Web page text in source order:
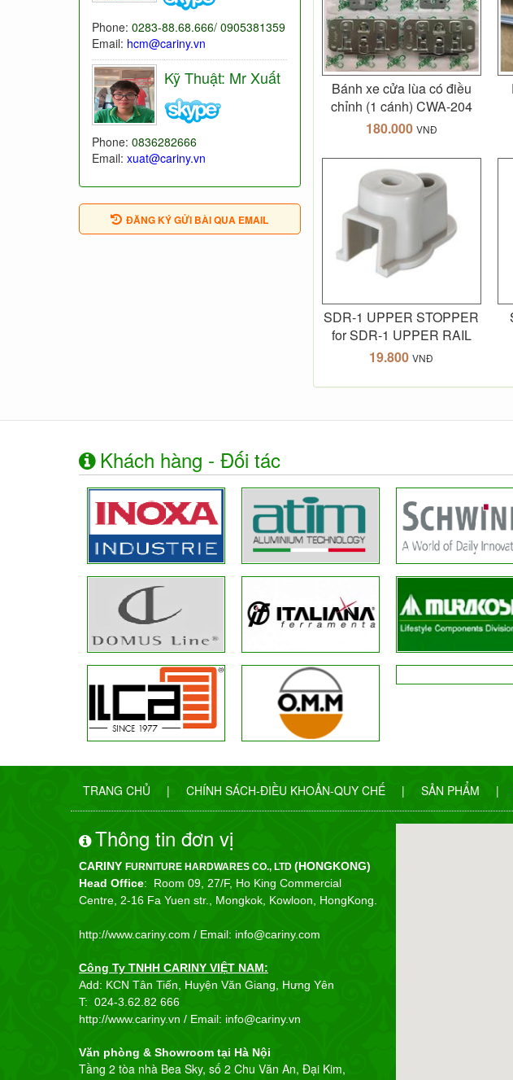
Phone: 0283-88.68.666/ 0905381359
Email: hcm@cariny.vn
Kỹ Thuật: Mr Xuất
Phone: 0836282666
Email: xuat@cariny.vn
ĐĂNG KÝ GỬI BÀI QUA EMAIL
Bánh xe cửa lùa có điều
chỉnh (1 cánh) CWA-204
180.000 VNĐ
SDR-1 UPPER STOPPER
for SDR-1 UPPER RAIL
19.800 VNĐ
Khách hàng - Đối tác
TRANG CHỦ | CHÍNH SÁCH-ĐIỀU KHOẢN-QUY CHẾ | SẢN PHẨM |
Thông tin đơn vị
CARINY FURNITURE HARDWARES CO., LTD (HONGKONG)
Head Office: Room 09, 27/F, Ho King Commercial
Centre, 2-16 Fa Yuen str., Mongkok, Kowloon, HongKong.
http://www.cariny.com / Email: info@cariny.com
Công Ty TNHH CARINY VIỆT NAM:
Add: KCN Tân Tiến, Huyện Văn Giang, Hưng Yên
T: 024-3.62.82 666
http://www.cariny.vn / Email: info@cariny.vn
Văn phòng & Showroom tại Hà Nội
Tầng 2 tòa nhà Bea Sky, số 2 Chu Văn An, Đại Kim,